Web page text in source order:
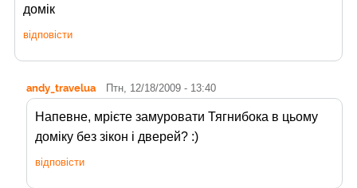
домік
відповісти
andy_travelua Птн, 12/18/2009 - 13:40
Напевне, мрієте замуровати Тягнибока в цьому
доміку без зікон і дверей? :)
відповісти